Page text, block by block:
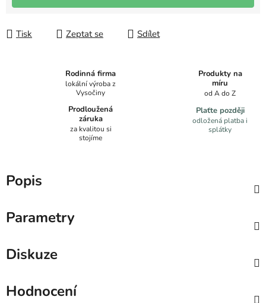
Tisk Zeptat se Sdílet
Rodinná firma
lokální výroba z
Vysočiny
Produkty na
míru
od A do Z
Prodloužená
záruka
za kvalitou si
stojíme
Plaťte později
odložená platba i
splátky
Popis
Parametry
Diskuze
Hodnocení